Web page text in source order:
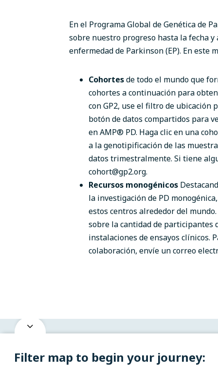
En el Programa Global de Genética de
sobre nuestro progreso hasta la fecha
enfermedad de Parkinson (EP). En este
Cohortesde todo el mundo que
cohortes a continuación para
con GP2, use el filtro de ubicación
botón de datos compartidos para
en AMP® PD. Haga clic en una
a la genotipificación de las
datos trimestralmente. Si tiene
cohort@gp2.org.
Recursos monogénicos
la investigación de PD
estos centros alrededor del
sobre la cantidad de participantes
instalaciones de ensayos clínicos.
colaboración, envíe un correo
Filter map to begin your journey: